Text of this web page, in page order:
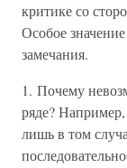
критике со
Особое
замечания.
1. Почему
ряде?
лишь в том